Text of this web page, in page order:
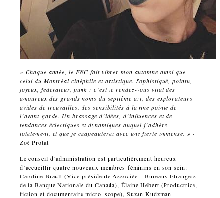
«Chaque année, le FNC fait vibrer mon automne ainsi que
celui du Montréal cinéphile et artistique. Sophistiqué, pointu,
joyeux, fédérateur, punk : c’est le rendez-vous vital des
amoureux des grands noms du septième art, des explorateurs
avides de trouvailles, des sensibilités à la fine pointe de
l’avant-garde. Un brassage d’idées, d’influences et de
tendances éclectiques et dynamiques auquel j’adhère
totalement, et que je chapeauterai avec une fierté immense. » -
Zoé Protat
Le conseil d’administration est particulièrement heureux
d’accueillir quatre nouveaux membres féminins en son sein:
Caroline Brault (Vice-présidente Associée – Bureaux Étrangers
de la Banque Nationale du Canada), Élaine Hébert (Productrice,
fiction et documentaire micro_scope), Suzan Kudzman